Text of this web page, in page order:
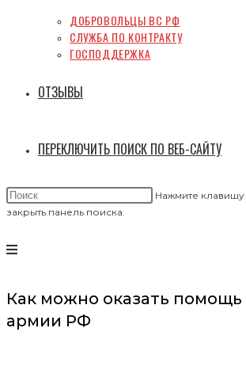
ДОБРОВОЛЬЦЫ ВС РФ
СЛУЖБА ПО КОНТРАКТУ
ГОСПОДДЕРЖКА
ОТЗЫВЫ
ПЕРЕКЛЮЧИТЬ ПОИСК ПО ВЕБ-САЙТУ
Нажмите клавишу
закрыть панель поиска.
Как можно оказать помощь
армии РФ